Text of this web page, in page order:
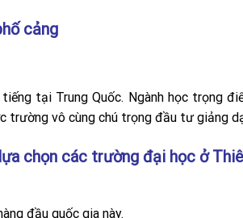
cảng
tại Trung Quốc. Ngành học trọng
trường vô cùng chú trọng đầu tư giảng
chọn các trường đại học ở
đầu quốc gia này.